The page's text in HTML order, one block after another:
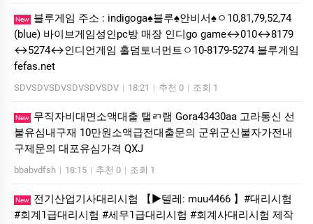
New
블루게임 주소 : indigoga♠블루♠안비서♠ㅇ10,81,79,52,74
(blue) 바이브게임성인pc방 매장 인디go game↔010↔8179
↔5274↔인디언게임 홀덤토너먼트ㅇ10-8179-5274 블루게임
fefas.net
SDVSDVSDVSDVSDVSDV | 18:21 | 추천 0 | 조회 1
New
무직자비대면소액대출 탤ㄺ램 Gora43430aa 고라통신 선
불유심내구재 10만원소액급전대출문의 군위군신불자가전내
구제문의 대포유심가격 QXJ
bbabvdfsh | 18:15 | 추천 0 | 조회 1
New
전기산업기사대리시험 【▶텔레: muu4466 】#대리시험
#회계1급대리시험 #세무1급대리시험 #회계사대리시험 제작